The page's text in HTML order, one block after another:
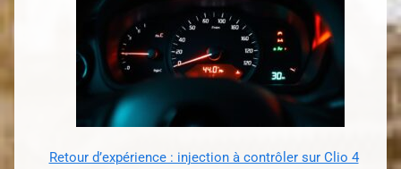
Retour d’expérience : injection à contrôler sur Clio 4